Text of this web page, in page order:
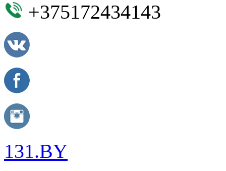
+375172434143
131.BY